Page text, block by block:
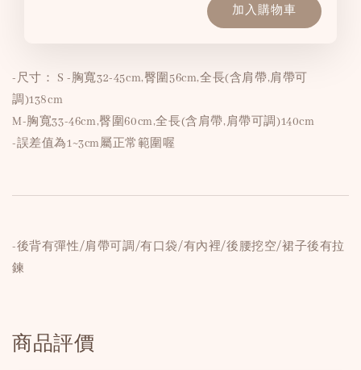
加入購物車
-尺寸： S -胸寬32-45cm,臀圍56cm,全長(含肩帶,肩帶可
調)138cm
M-胸寬33-46cm,臀圍60cm,全長(含肩帶,肩帶可調)140cm
-誤差值為1~3cm屬正常範圍喔
-後背有彈性/肩帶可調/有口袋/有內裡/後腰挖空/裙子後有拉
鍊
商品評價